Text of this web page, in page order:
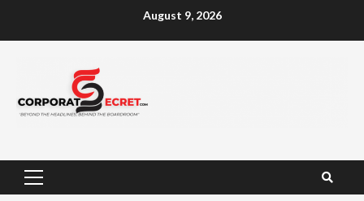
August 9, 2026
Primary